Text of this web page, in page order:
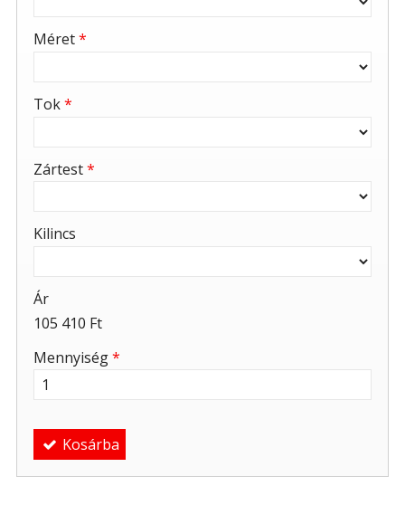
Méret*
Tok*
Zártest*
Kilincs
Ár
105 410 Ft
Mennyiség*
Kosárba